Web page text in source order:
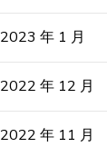
2023 年 1 月
2022 年 12 月
2022 年 11 月